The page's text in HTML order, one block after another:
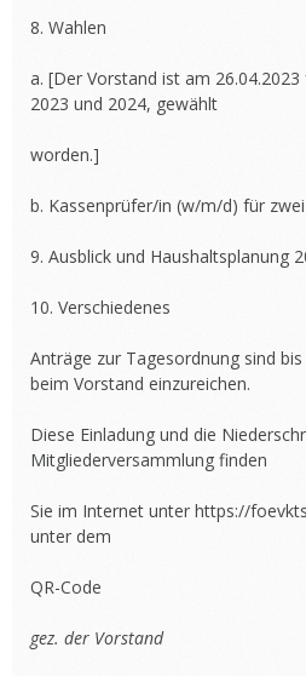
8. Wahlen
a. [Der Vorstand ist am
2023 und 2024, gewählt
worden.]
b. Kassenprüfer/in (w/m/d) für
9. Ausblick und Haushaltsplanung
10. Verschiedenes
Anträge zur Tagesordnung sind
beim Vorstand einzureichen.
Diese Einladung und die
Mitgliederversammlung finden
Sie im Internet unter https://
unter dem
QR-Code
gez. der Vorstand